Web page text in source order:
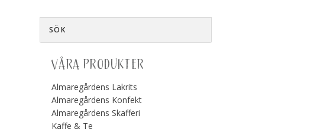
VÅRA PRODUKTER
Almaregårdens Lakrits
Almaregårdens Konfekt
Almaregårdens Skafferi
Kaffe & Te